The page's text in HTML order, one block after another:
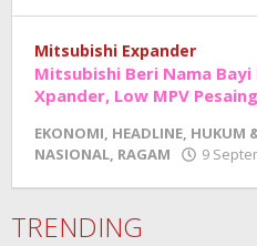
Mitsubishi Expander
Mitsubishi Beri Nama Bayi
Xpander, Low MPV
EKONOMI, HEADLINE, HUKUM
NASIONAL, RAGAM 9
TRENDING